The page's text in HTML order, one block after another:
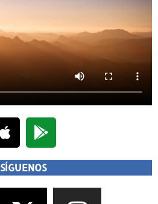
SÍGUENOS